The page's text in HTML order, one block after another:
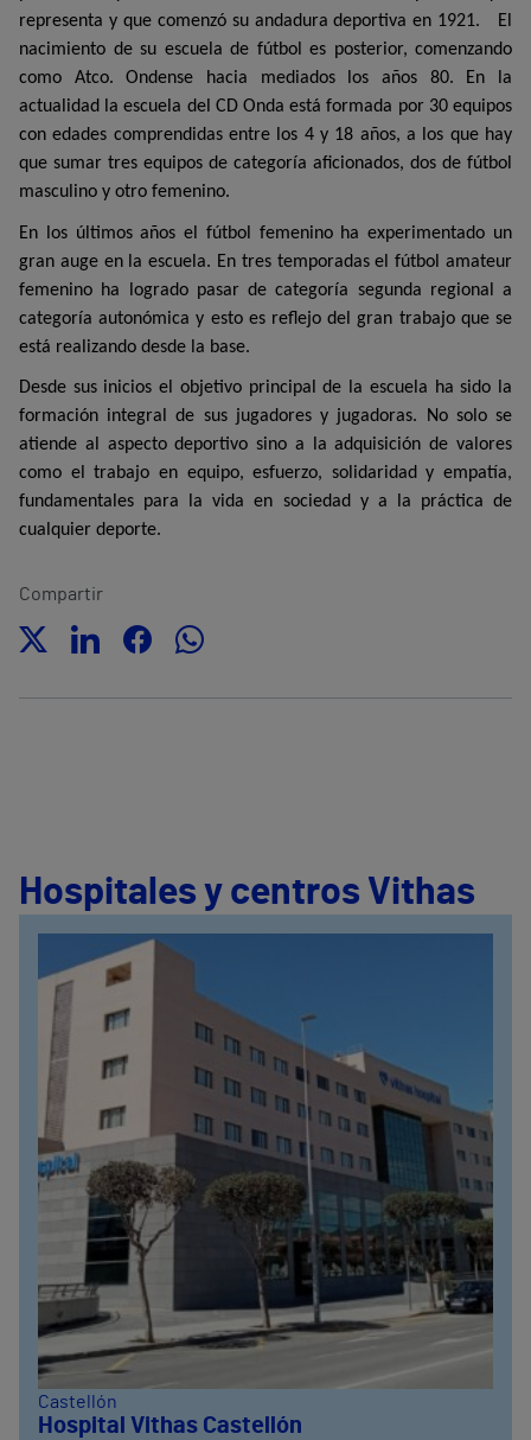
representa y que comenzó su andadura deportiva en 1921.
El
nacimiento de su escuela de fútbol es posterior, comenzando
como Atco. Ondense hacia mediados los años 80. En la
actualidad la escuela del CD Onda está formada por 30 equipos
con edades comprendidas entre los 4 y 18 años, a los que hay
que sumar tres equipos de categoría aficionados, dos de fútbol
masculino y otro femenino.
En los últimos años el fútbol femenino ha experimentado un
gran auge en la escuela. En tres temporadas el fútbol amateur
femenino ha logrado pasar de categoría segunda regional a
categoría autonómica y esto es reflejo del gran trabajo que se
está realizando desde la base.
Desde sus inicios el objetivo principal de la escuela ha sido la
formación integral de sus jugadores y jugadoras. No solo se
atiende al aspecto deportivo sino a la adquisición de valores
como el trabajo en equipo, esfuerzo, solidaridad y empatía,
fundamentales para la vida en sociedad y a la práctica de
cualquier deporte.
Compartir
Hospitales y centros Vithas
Castellón
Hospital Vithas Castellón